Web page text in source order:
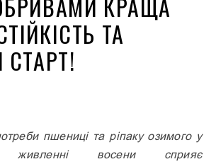
КРАЩА
ТА
пшениці та ріпаку озимого у
живленні восени сприяє